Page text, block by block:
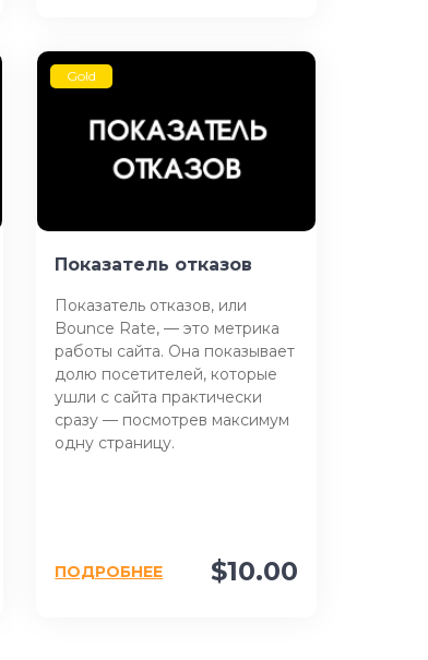
Gold
Показатель отказов
Показатель отказов, или
Bounce Rate, — это метрика
работы сайта. Она показывает
долю посетителей, которые
ушли с сайта практически
сразу — посмотрев максимум
одну страницу.
$10.00
ПОДРОБНЕЕ